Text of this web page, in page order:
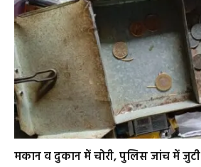
मकान व दुकान में चोरी, पुलिस जांच में जुटी